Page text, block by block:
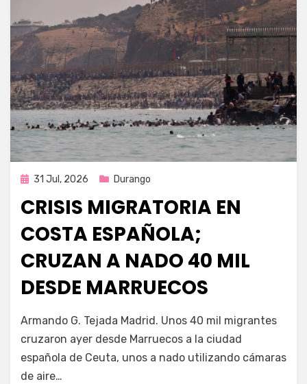
Publicada
31 Jul, 2026 Durango
CRISIS MIGRATORIA EN
COSTA ESPAÑOLA;
CRUZAN A NADO 40 MIL
DESDE MARRUECOS
Fernando Miranda Servín
Armando G. Tejada Madrid. Unos 40 mil migrantes
cruzaron ayer desde Marruecos a la ciudad
española de Ceuta, unos a nado utilizando cámaras
de aire…